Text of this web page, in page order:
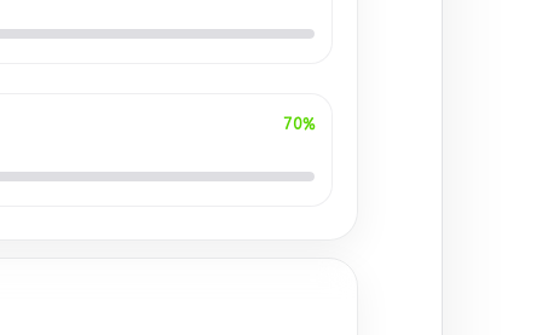
70%